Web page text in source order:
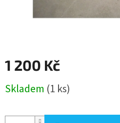
1 200 Kč
cena:
Skladem (1 ks)